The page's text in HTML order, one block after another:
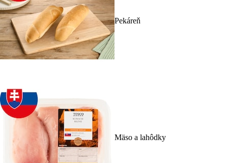
Pekáreň
Mäso a lahôdky